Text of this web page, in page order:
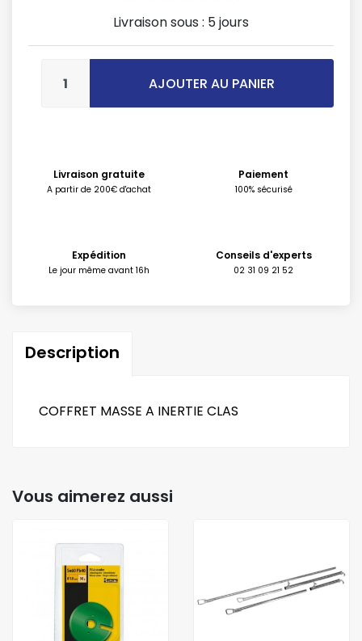
Livraison sous : 5 jours
AJOUTER AU PANIER
Livraison gratuite
A partir de 200€ d'achat
Paiement
100% sécurisé
Expédition
Le jour même avant 16h
Conseils d'experts
02 31 09 21 52
Description
COFFRET MASSE A INERTIE CLAS
Vous aimerez aussi